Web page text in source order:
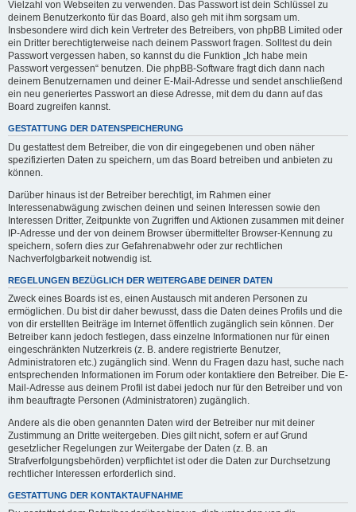
Vielzahl von Webseiten zu verwenden. Das Passwort ist dein Schlüssel zu
deinem Benutzerkonto für das Board, also geh mit ihm sorgsam um.
Insbesondere wird dich kein Vertreter des Betreibers, von phpBB Limited oder
ein Dritter berechtigterweise nach deinem Passwort fragen. Solltest du dein
Passwort vergessen haben, so kannst du die Funktion „Ich habe mein
Passwort vergessen“ benutzen. Die phpBB-Software fragt dich dann nach
deinem Benutzernamen und deiner E-Mail-Adresse und sendet anschließend
ein neu generiertes Passwort an diese Adresse, mit dem du dann auf das
Board zugreifen kannst.
GESTATTUNG DER DATENSPEICHERUNG
Du gestattest dem Betreiber, die von dir eingegebenen und oben näher
spezifizierten Daten zu speichern, um das Board betreiben und anbieten zu
können.
Darüber hinaus ist der Betreiber berechtigt, im Rahmen einer
Interessenabwägung zwischen deinen und seinen Interessen sowie den
Interessen Dritter, Zeitpunkte von Zugriffen und Aktionen zusammen mit deiner
IP-Adresse und der von deinem Browser übermittelter Browser-Kennung zu
speichern, sofern dies zur Gefahrenabwehr oder zur rechtlichen
Nachverfolgbarkeit notwendig ist.
REGELUNGEN BEZÜGLICH DER WEITERGABE DEINER DATEN
Zweck eines Boards ist es, einen Austausch mit anderen Personen zu
ermöglichen. Du bist dir daher bewusst, dass die Daten deines Profils und die
von dir erstellten Beiträge im Internet öffentlich zugänglich sein können. Der
Betreiber kann jedoch festlegen, dass einzelne Informationen nur für einen
eingeschränkten Nutzerkreis (z. B. andere registrierte Benutzer,
Administratoren etc.) zugänglich sind. Wenn du Fragen dazu hast, suche nach
entsprechenden Informationen im Forum oder kontaktiere den Betreiber. Die E-
Mail-Adresse aus deinem Profil ist dabei jedoch nur für den Betreiber und von
ihm beauftragte Personen (Administratoren) zugänglich.
Andere als die oben genannten Daten wird der Betreiber nur mit deiner
Zustimmung an Dritte weitergeben. Dies gilt nicht, sofern er auf Grund
gesetzlicher Regelungen zur Weitergabe der Daten (z. B. an
Strafverfolgungsbehörden) verpflichtet ist oder die Daten zur Durchsetzung
rechtlicher Interessen erforderlich sind.
GESTATTUNG DER KONTAKTAUFNAHME